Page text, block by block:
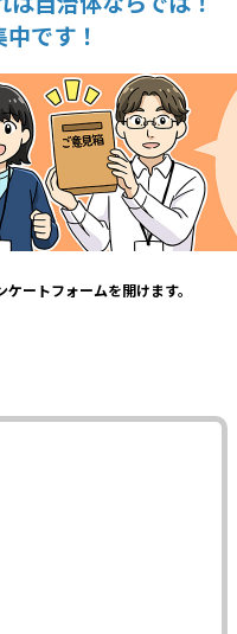
です！
ケートフォームを開けます。